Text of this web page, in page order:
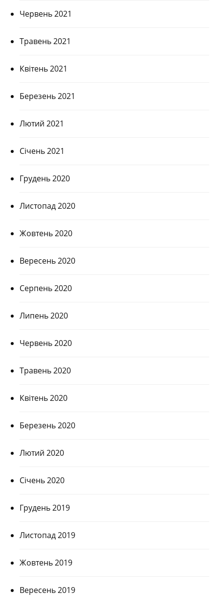
Червень 2021
Травень 2021
Квітень 2021
Березень 2021
Лютий 2021
Січень 2021
Грудень 2020
Листопад 2020
Жовтень 2020
Вересень 2020
Серпень 2020
Липень 2020
Червень 2020
Травень 2020
Квітень 2020
Березень 2020
Лютий 2020
Січень 2020
Грудень 2019
Листопад 2019
Жовтень 2019
Вересень 2019